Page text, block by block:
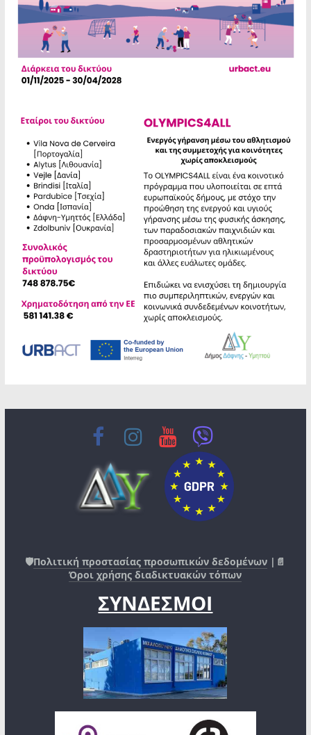
🛡️Πολιτική προστασίας προσωπικών δεδομένων |📄
Όροι χρήσης διαδικτυακών τόπων
ΣΥΝΔΕΣΜΟΙ